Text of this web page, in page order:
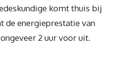
komt thuis bij
de energieprestatie van
2 uur voor uit.